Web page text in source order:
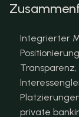
Integrierter
private